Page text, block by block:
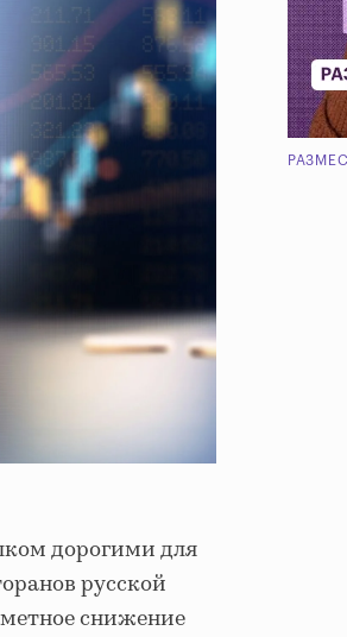
дорогими для
русской
снижение